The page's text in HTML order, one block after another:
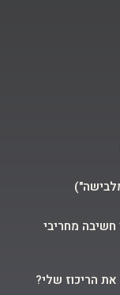
האבוד – חלק ב': 5 דפוסי חשיבה מחריבי
הריכוז שלי?